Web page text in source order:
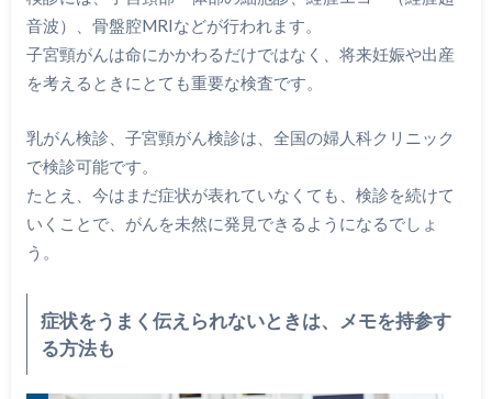
音波）、骨盤腔MRIなどが行われます。
子宮頸がんは命にかかわるだけではなく、将来妊娠や出産
を考えるときにとても重要な検査です。
乳がん検診、子宮頸がん検診は、全国の婦人科クリニック
で検診可能です。
たとえ、今はまだ症状が表れていなくても、検診を続けて
いくことで、がんを未然に発見できるようになるでしょ
う。
症状をうまく伝えられないときは、メモを持参す
る方法も